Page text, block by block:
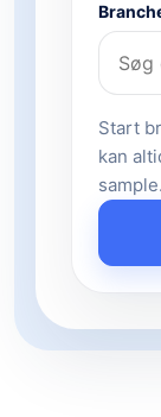
Start
kan
sample.